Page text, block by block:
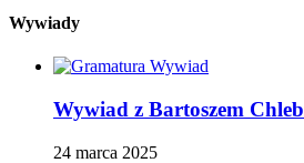
Wywiady
Wywiad z Bartoszem
24 marca 2025